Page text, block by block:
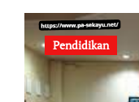
Pendidikan